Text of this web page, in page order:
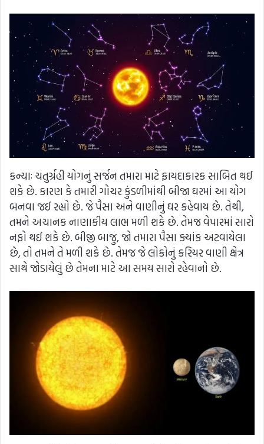
કન્યાઃ ચતુર્ગ્રહી યોગનું સર્જન તમારા માટે ફાયદાકારક સાબિત થઈ
શકે છે. કારણ કે તમારી ગોચર કુંડળીમાંથી બીજા ઘરમાં આ યોગ
બનવા જઈ રહ્યો છે. જે પૈસા અને વાણીનું ઘર કહેવાય છે. તેથી,
તમને અચાનક નાણાકીય લાભ મળી શકે છે. તેમજ વેપારમાં સારો
નફો થઈ શકે છે. બીજી બાજુ, જો તમારા પૈસા ક્યાંક અટવાયેલા
છે, તો તમને તે મળી શકે છે. તેમજ જે લોકોનું કરિયર વાણી ક્ષેત્ર
સાથે જોડાયેલું છે તેમના માટે આ સમય સારો રહેવાનો છે.